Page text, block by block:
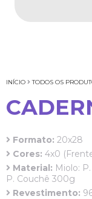
INÍCIO TODOS OS
Formato: 20x28
Cores: 4x0
Material: Miolo:
P. Couchê 300g
Revestimento: